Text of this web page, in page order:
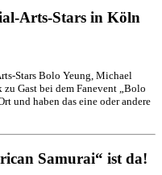
Arts-Stars in Köln
Stars Bolo Yeung, Michael
Gast bei dem Fanevent „Bolo
und haben das eine oder andere
Samurai“ ist da!